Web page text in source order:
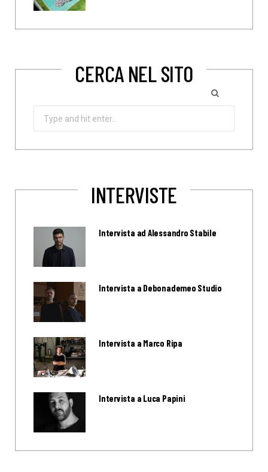
CERCA NEL SITO
INTERVISTE
Intervista ad Alessandro Stabile
Intervista a Debonademeo Studio
Intervista a Marco Ripa
Intervista a Luca Papini